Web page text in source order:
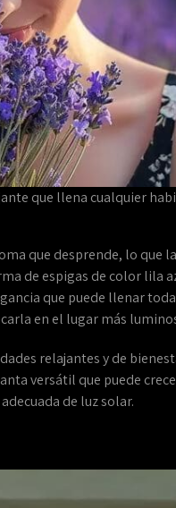
que llena cualquier
que desprende, lo que
de espigas de color lila
que puede llenar
en el lugar más
relajantes y de
versátil que puede
de luz solar.